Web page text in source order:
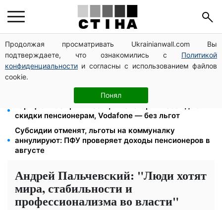
Продолжая просматривать Ukrainianwall.com Вы
подтверждаете, что ознакомились с Политикой
конфиденциальности и согласны с использованием файлов
cookie.
Понял
Директор ДОЗ Киева Татьяна Мостепан:
Демографический кризис нуждается в новых
решениях уже сегодня
Пенсионная реформа в сентябре: добровольные
накопления и пересмотр спецпенсий судей
Тариф от 190 грн в месяц: Киевстар и lifecell дают
скидки пенсионерам, Vodafone — без льгот
Субсидии отменят, льготы на коммуналку
аннулируют: ПФУ проверяет доходы пенсионеров в
августе
Андрей Пальчевский: "Люди хотят
мира, стабильности и
профессионализма во власти"